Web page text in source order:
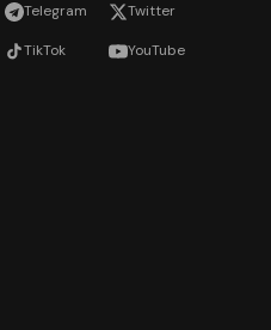
Telegram Twitter
TikTok YouTube